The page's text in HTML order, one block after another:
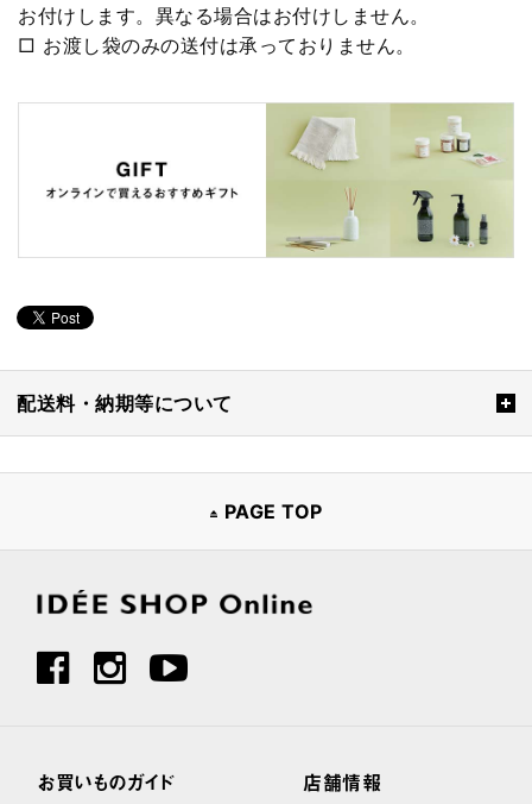
お付けします。異なる場合はお付けしません。
□ お渡し袋のみの送付は承っておりません。
配送料・納期等について
PAGE TOP
お買いものガイド 店舗情報